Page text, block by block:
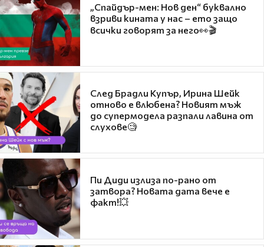
„Спайдър-мен: Нов ден“ буквално
взриви кината у нас – ето защо
всички говорят за него👀🎬
След Брадли Купър, Ирина Шейк
отново е влюбена? Новият мъж
до супермодела разпали лавина от
слухове🧐
Пи Диди излиза по-рано от
затвора? Новата дата вече е
факт!💥